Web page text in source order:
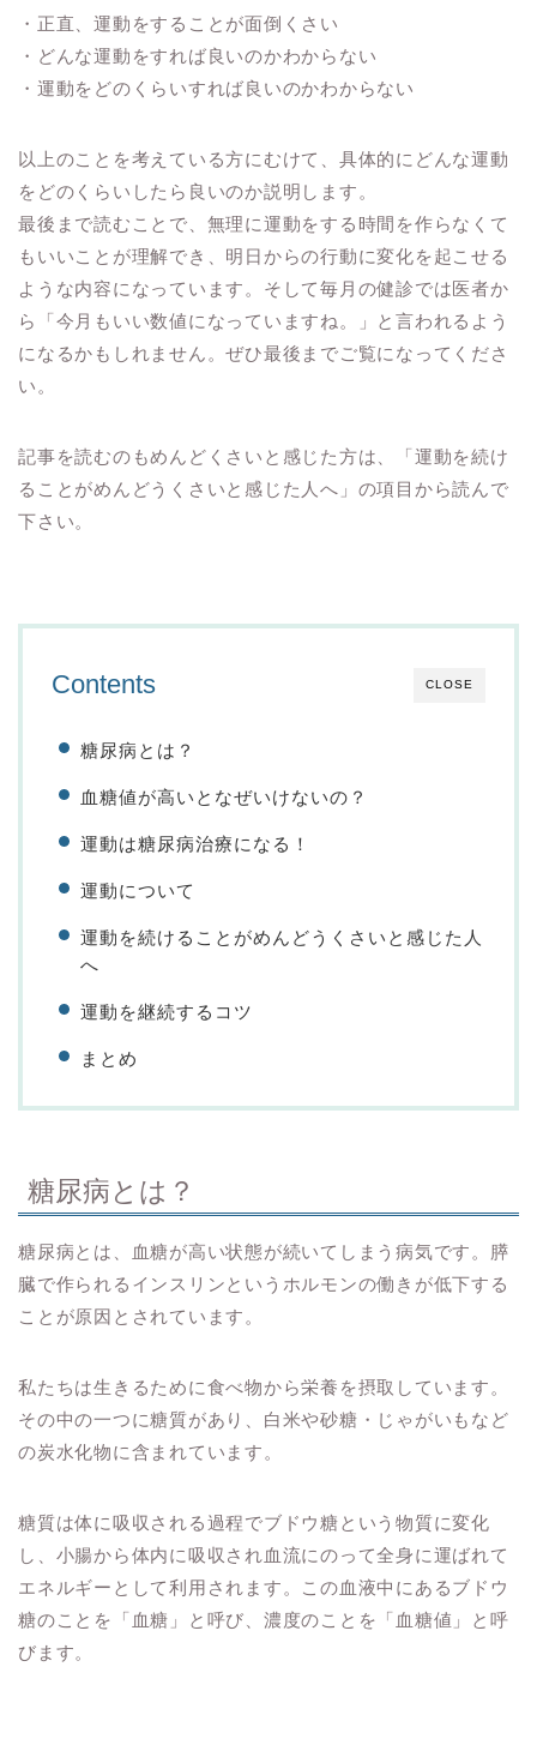
・正直、運動をすることが面倒くさい
・どんな運動をすれば良いのかわからない
・運動をどのくらいすれば良いのかわからない
以上のことを考えている方にむけて、具体的にどんな運動
をどのくらいしたら良いのか説明します。
最後まで読むことで、無理に運動をする時間を作らなくて
もいいことが理解でき、明日からの行動に変化を起こせる
ような内容になっています。そして毎月の健診では医者か
ら「今月もいい数値になっていますね。」と言われるよう
になるかもしれません。ぜひ最後までご覧になってくださ
い。
記事を読むのもめんどくさいと感じた方は、「運動を続け
ることがめんどうくさいと感じた人へ」の項目から読んで
下さい。
CLOSE
Contents
糖尿病とは？
血糖値が高いとなぜいけないの？
運動は糖尿病治療になる！
運動について
運動を続けることがめんどうくさいと感じた人
へ
運動を継続するコツ
まとめ
糖尿病とは？
糖尿病とは、血糖が高い状態が続いてしまう病気です。膵
臓で作られるインスリンというホルモンの働きが低下する
ことが原因とされています。
私たちは生きるために食べ物から栄養を摂取しています。
その中の一つに糖質があり、白米や砂糖・じゃがいもなど
の炭水化物に含まれています。
糖質は体に吸収される過程でブドウ糖という物質に変化
し、小腸から体内に吸収され血流にのって全身に運ばれて
エネルギーとして利用されます。この血液中にあるブドウ
糖のことを「血糖」と呼び、濃度のことを「血糖値」と呼
びます。